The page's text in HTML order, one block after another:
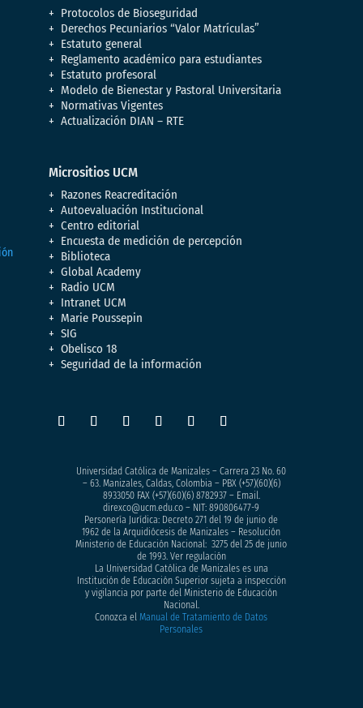
Protocolos de Bioseguridad
Derechos Pecuniarios “Valor Matrículas”
Estatuto general
Reglamento académico para estudiantes
Estatuto profesoral
Modelo de Bienestar y Pastoral Universitaria
Normativas Vigentes
Actualización DIAN – RTE
Micrositios UCM
Razones Reacreditación
Autoevaluación Institucional
Centro editorial
Encuesta de medición de percepción
Biblioteca
Global Academy
Radio UCM
Intranet UCM
Marie Poussepin
SIG
Obelisco 18
Seguridad de la información
Universidad Católica de Manizales – Carrera 23 No. 60
– 63. Manizales, Caldas, Colombia – PBX (+57)(60)(6)
8933050FAX (+57)(60)(6) 8782937 – Email.
direxco@ucm.edu.co – NIT: 890806477-9
Personería Jurídica: Decreto 271 del 19 de junio de
1962 de la Arquidiócesis de Manizales – Resolución
Ministerio de Educación Nacional: 3275 del 25 de junio
de 1993. Ver regulación
La Universidad Católica de Manizales es una
Institución de Educación Superior sujeta a inspección
y vigilancia por parte del Ministerio de Educación
Nacional.
Conozca elManual de Tratamiento de Datos
Personales